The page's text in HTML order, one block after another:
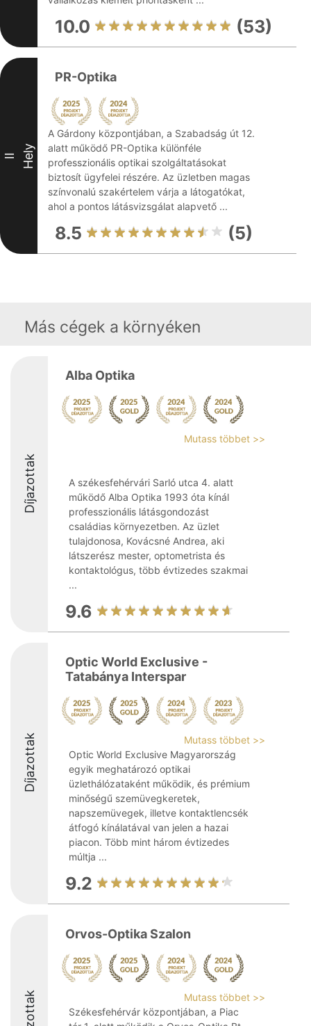
10.0 (53)
II Hely
PR-Optika
A Gárdony központjában, a Szabadság út 12.
alatt működő PR-Optika különféle
professzionális optikai szolgáltatásokat
biztosít ügyfelei részére. Az üzletben magas
színvonalú szakértelem várja a látogatókat,
ahol a pontos látásvizsgálat alapvető ...
8.5 (5)
Más cégek a környéken
Díjazottak
Alba Optika
Mutass többet >>
A székesfehérvári Sarló utca 4. alatt
működő Alba Optika 1993 óta kínál
professzionális látásgondozást
családias környezetben. Az üzlet
tulajdonosa, Kovácsné Andrea, aki
látszerész mester, optometrista és
kontaktológus, több évtizedes szakmai
...
9.6
Díjazottak
Optic World Exclusive -
Tatabánya Interspar
Mutass többet >>
Optic World Exclusive Magyarország
egyik meghatározó optikai
üzlethálózataként működik, és prémium
minőségű szemüvegkeretek,
napszemüvegek, illetve kontaktlencsék
átfogó kínálatával van jelen a hazai
piacon. Több mint három évtizedes
múltja ...
9.2
Orvos-Optika Szalon
Mutass többet >>
Székesfehérvár központjában, a Piac